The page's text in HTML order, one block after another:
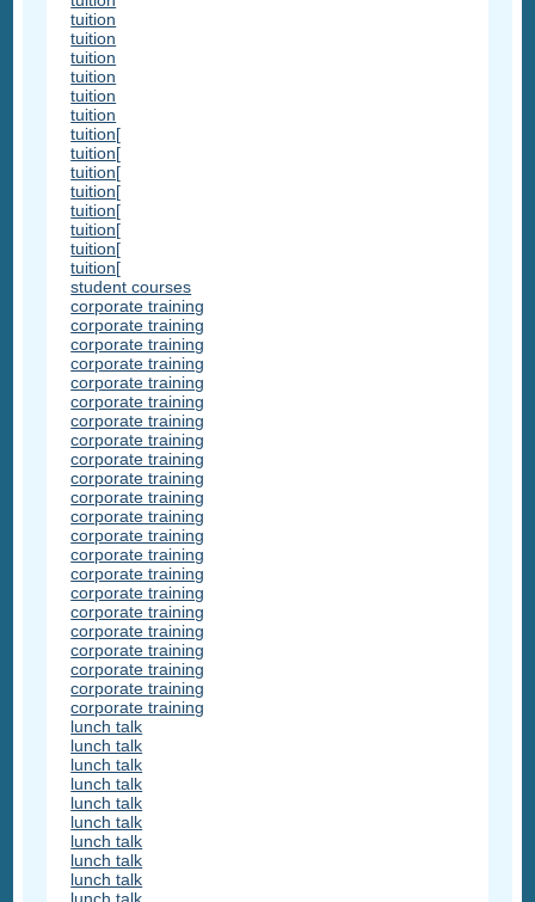
tuition
tuition
tuition
tuition
tuition
tuition
tuition[
tuition[
tuition[
tuition[
tuition[
tuition[
tuition[
tuition[
student courses
corporate training
corporate training
corporate training
corporate training
corporate training
corporate training
corporate training
corporate training
corporate training
corporate training
corporate training
corporate training
corporate training
corporate training
corporate training
corporate training
corporate training
corporate training
corporate training
corporate training
corporate training
corporate training
lunch talk
lunch talk
lunch talk
lunch talk
lunch talk
lunch talk
lunch talk
lunch talk
lunch talk
lunch talk